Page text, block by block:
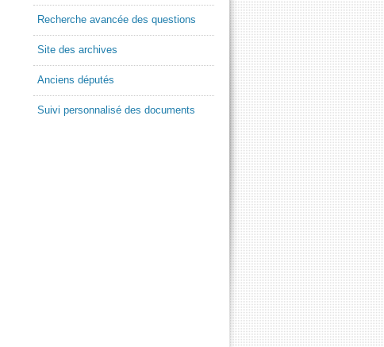
Recherche avancée des questions
Site des archives
Anciens députés
Suivi personnalisé des documents